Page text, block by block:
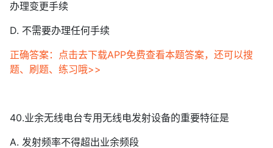
办理变更手续
D. 不需要办理任何手续
正确答案：点击去下载APP免费查看本题答案，还可以搜
题、刷题、练习哦>>
40.业余无线电台专用无线电发射设备的重要特征是
A. 发射频率不得超出业余频段